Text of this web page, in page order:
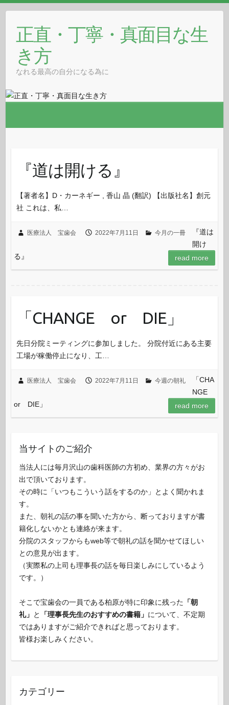
content正直・丁寧・真面目な生
き方
なれる最高の自分になる為に
『道は開ける』
【著者名】D・カーネギー , 香山 晶 (翻訳) 【出版社名】創元
社 これは、私…
医療法人 宝歯会 2022年7月11日 今月の一冊
『道は
開け
る』
read more
「CHANGE or DIE」
先日分院ミーティングに参加しました。 分院付近にある主要
工場が稼働停止になり、工…
医療法人 宝歯会 2022年7月11日 今週の朝礼
「CHA
NGE
or DIE」
read more
当サイトのご紹介
当法人には毎月沢山の歯科医師の方初め、業界の方々がお
出で頂いております。
その時に「いつもこういう話をするのか」とよく聞かれま
す。
また、朝礼の話の事を聞いた方から、断っておりますが書
籍化しないかとも連絡が来ます。
分院のスタッフからもweb等で朝礼の話を聞かせてほしい
との意見が出ます。
（実際私の上司も理事長の話を毎日楽しみにしているよう
です。）
そこで宝歯会の一員である柏原が特に印象に残った 「朝
礼」 と 「理事長先生のおすすめの書籍」 について、不定期
ではありますがご紹介できればと思っております。
皆様お楽しみください。
カテゴリー